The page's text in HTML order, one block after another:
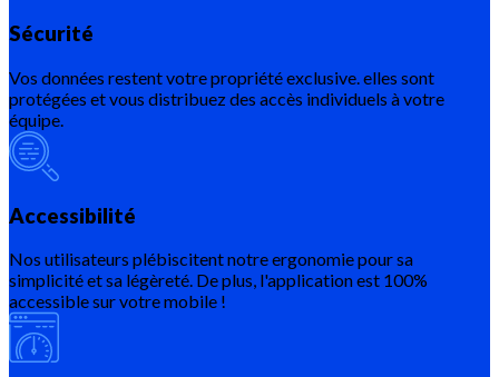
Sécurité
Vos données restent votre propriété exclusive. elles sont
protégées et vous distribuez des accès individuels à votre
équipe.
Accessibilité
Nos utilisateurs plébiscitent notre ergonomie pour sa
simplicité et sa légèreté. De plus, l'application est 100%
accessible sur votre mobile !